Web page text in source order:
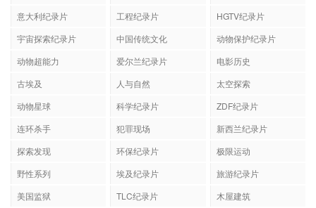
意大利纪录片
工程纪录片
HGTV纪录片
宇宙探索纪录片
中国传统文化
动物保护纪录片
动物超能力
爱尔兰纪录片
电影历史
古埃及
人与自然
太空探索
动物星球
科学纪录片
ZDF纪录片
连环杀手
犯罪现场
新西兰纪录片
探索发现
环保纪录片
极限运动
野性系列
埃及纪录片
旅游纪录片
美国监狱
TLC纪录片
木屋建筑